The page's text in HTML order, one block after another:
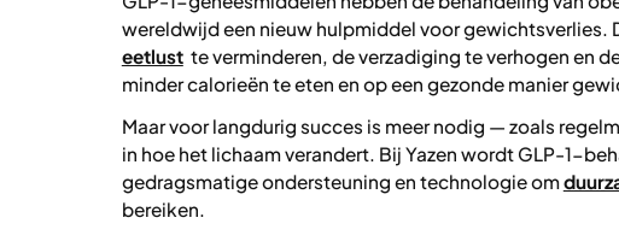
wereldwijd een nieuw hulpmiddel voor gewichtsverlies.
eetlust te verminderen, de verzadiging te verhogen en
minder calorieën te eten en op een gezonde manier
Maar voor langdurig succes is meer nodig — zoals
in hoe het lichaam verandert. Bij Yazen wordt GLP-1-
gedragsmatige ondersteuning en technologie om
bereiken.